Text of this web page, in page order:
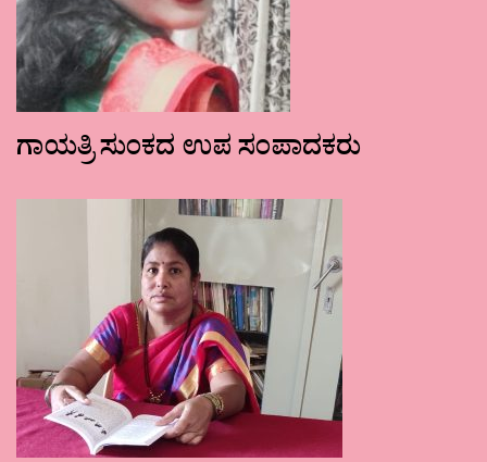
ಗಾಯತ್ರಿ ಸುಂಕದ ಉಪ ಸಂಪಾದಕರು